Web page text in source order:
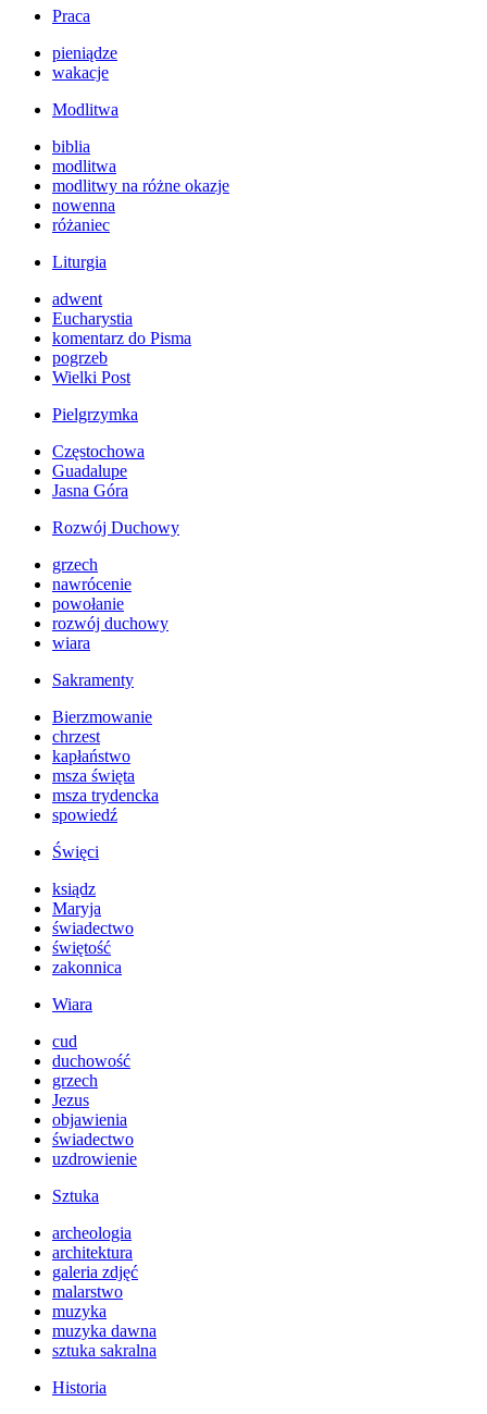
Praca
pieniądze
wakacje
Modlitwa
biblia
modlitwa
modlitwy na różne okazje
nowenna
różaniec
Liturgia
adwent
Eucharystia
komentarz do Pisma
pogrzeb
Wielki Post
Pielgrzymka
Częstochowa
Guadalupe
Jasna Góra
Rozwój Duchowy
grzech
nawrócenie
powołanie
rozwój duchowy
wiara
Sakramenty
Bierzmowanie
chrzest
kapłaństwo
msza święta
msza trydencka
spowiedź
Święci
ksiądz
Maryja
świadectwo
świętość
zakonnica
Wiara
cud
duchowość
grzech
Jezus
objawienia
świadectwo
uzdrowienie
Sztuka
archeologia
architektura
galeria zdjęć
malarstwo
muzyka
muzyka dawna
sztuka sakralna
Historia